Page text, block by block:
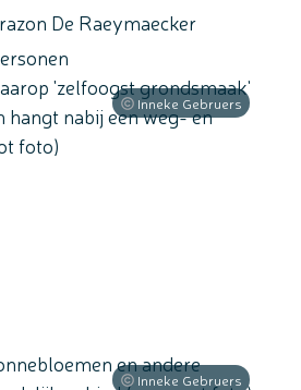
De Raeymaecker
Inneke Gebruers
Inneke Gebruers